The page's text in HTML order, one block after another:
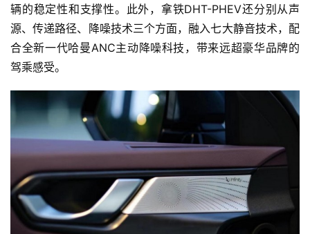
辆的稳定性和支撑性。此外，拿铁DHT-PHEV还分别从声
源、传递路径、降噪技术三个方面，融入七大静音技术，配
合全新一代哈曼ANC主动降噪科技，带来远超豪华品牌的
驾乘感受。